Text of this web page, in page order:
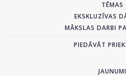
TĒMAS
EKSKLUZĪVAS
MĀKSLAS DARBI
PIEDĀVĀT
JAUNUMI